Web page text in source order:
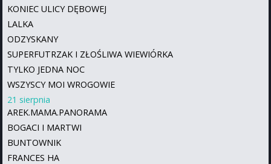
KONIEC ULICY DĘBOWEJ
LALKA
ODZYSKANY
SUPERFUTRZAK I ZŁOŚLIWA WIEWIÓRKA
TYLKO JEDNA NOC
WSZYSCY MOI WROGOWIE
21 sierpnia
AREK.MAMA.PANORAMA
BOGACI I MARTWI
BUNTOWNIK
FRANCES HA